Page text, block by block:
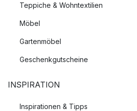
Teppiche & Wohntextilien
Möbel
Gartenmöbel
Geschenkgutscheine
INSPIRATION
Inspirationen & Tipps